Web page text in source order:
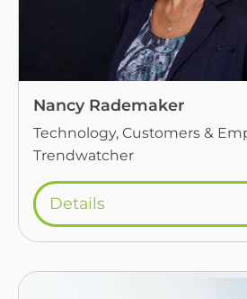
Nancy Rademaker
Technology, Customers &
Trendwatcher
Details